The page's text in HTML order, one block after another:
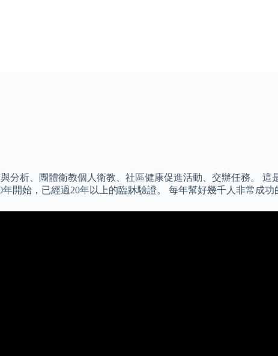
分析、團體衛教個人衛教、社區健康促進活動、交辦任務。
開始，已經過20年以上的臨牀驗證。 每年幫好幾千人非常成功